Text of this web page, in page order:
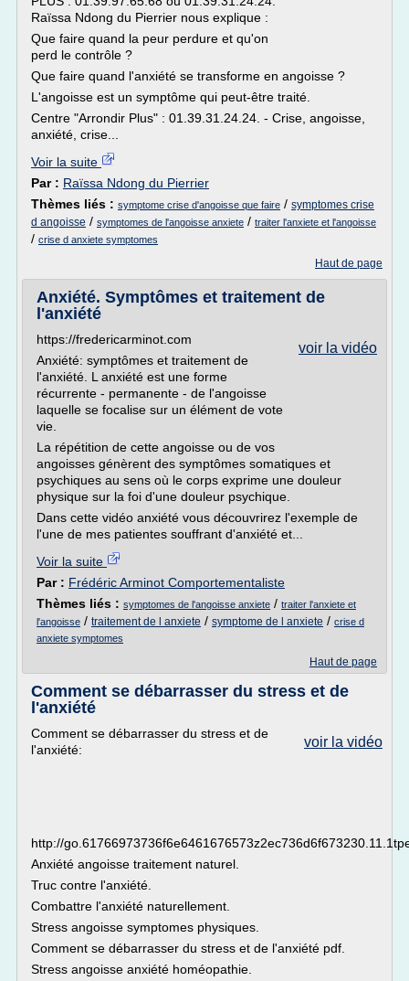
Raïssa Ndong du Pierrier nous explique :
Que faire quand la peur perdure et qu'on
perd le contrôle ?
Que faire quand l'anxiété se transforme en angoisse ?
L'angoisse est un symptôme qui peut-être traité.
Centre "Arrondir Plus" : 01.39.31.24.24. - Crise, angoisse,
anxiété, crise...
Voir la suite
Par : Raïssa Ndong du Pierrier
Thèmes liés : symptome crise d'angoisse que faire / symptomes crise
d angoisse / symptomes de l'angoisse anxiete / traiter l'anxiete et l'angoisse
/ crise d anxiete symptomes
Haut de page
Anxiété. Symptômes et traitement de
l'anxiété
voir la vidéo
https://fredericarminot.com
Anxiété: symptômes et traitement de
l'anxiété. L anxiété est une forme
récurrente - permanente - de l'angoisse
laquelle se focalise sur un élément de vote
vie.
La répétition de cette angoisse ou de vos
angoisses génèrent des symptômes somatiques et
psychiques au sens où le corps exprime une douleur
physique sur la foi d'une douleur psychique.
Dans cette vidéo anxiété vous découvrirez l'exemple de
l'une de mes patientes souffrant d'anxiété et...
Voir la suite
Par : Frédéric Arminot Comportementaliste
Thèmes liés : symptomes de l'angoisse anxiete / traiter l'anxiete et
l'angoisse / traitement de l anxiete / symptome de l anxiete / crise d
anxiete symptomes
Haut de page
Comment se débarrasser du stress et de
l'anxiété
voir la vidéo
Comment se débarrasser du stress et de
l'anxiété:
http://
Anxiété angoisse traitement naturel.
Truc contre l'anxiété.
Combattre l'anxiété naturellement.
Stress angoisse symptomes physiques.
Comment se débarrasser du stress et de l'anxiété pdf.
Stress angoisse anxiété homéopathie.